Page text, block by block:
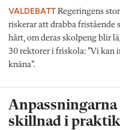
VALDEBATT Regeringens
riskerar att drabba fristående
hårt, om deras skolpeng blir
30 rektorer i friskola: ”Vi kan
knäna”.
Anpassningarna
skillnad i